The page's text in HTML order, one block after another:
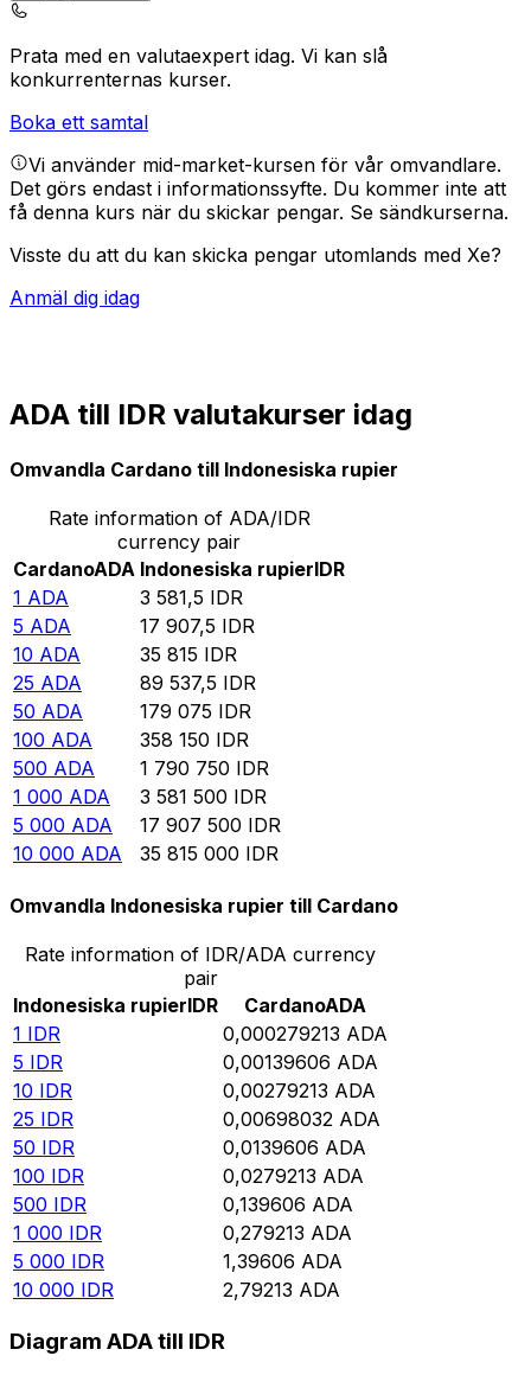
Prata med en valutaexpert idag. Vi kan slå
konkurrenternas kurser.
Boka ett samtal
Vi använder mid-market-kursen för vår omvandlare.
Det görs endast i informationssyfte. Du kommer inte att
få denna kurs när du skickar pengar. Se sändkurserna.
Visste du att du kan skicka pengar utomlands med Xe?
Anmäl dig idag
ADA till IDR valutakurser idag
Omvandla Cardano till Indonesiska rupier
Rate information of ADA/IDR
currency pair
CardanoADA Indonesiska rupierIDR
1 ADA 3 581,5 IDR
5 ADA 17 907,5 IDR
10 ADA 35 815 IDR
25 ADA 89 537,5 IDR
50 ADA 179 075 IDR
100 ADA 358 150 IDR
500 ADA 1 790 750 IDR
1 000 ADA 3 581 500 IDR
5 000 ADA 17 907 500 IDR
10 000 ADA 35 815 000 IDR
Omvandla Indonesiska rupier till Cardano
Rate information of IDR/ADA currency
pair
Indonesiska rupierIDR CardanoADA
1 IDR 0,000279213 ADA
5 IDR 0,00139606 ADA
10 IDR 0,00279213 ADA
25 IDR 0,00698032 ADA
50 IDR 0,0139606 ADA
100 IDR 0,0279213 ADA
500 IDR 0,139606 ADA
1 000 IDR 0,279213 ADA
5 000 IDR 1,39606 ADA
10 000 IDR 2,79213 ADA
Diagram ADA till IDR